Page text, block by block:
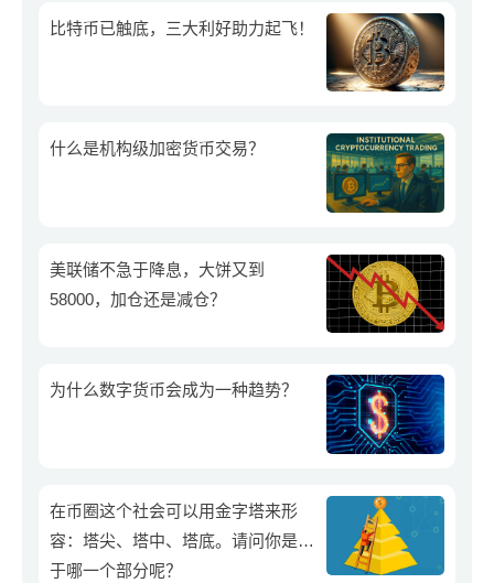
比特币已触底，三大利好助力起飞！
什么是机构级加密货币交易？
美联储不急于降息，大饼又到
58000，加仓还是减仓？
为什么数字货币会成为一种趋势？
在币圈这个社会可以用金字塔来形
容：塔尖、塔中、塔底。请问你是属
于哪一个部分呢？